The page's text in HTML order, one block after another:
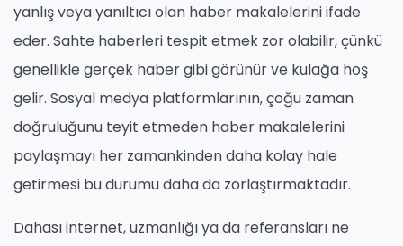
yanlış veya yanıltıcı olan haber makalelerini ifade
eder. Sahte haberleri tespit etmek zor olabilir, çünkü
genellikle gerçek haber gibi görünür ve kulağa hoş
gelir. Sosyal medya platformlarının, çoğu zaman
doğruluğunu teyit etmeden haber makalelerini
paylaşmayı her zamankinden daha kolay hale
getirmesi bu durumu daha da zorlaştırmaktadır.
Dahası internet, uzmanlığı ya da referansları ne